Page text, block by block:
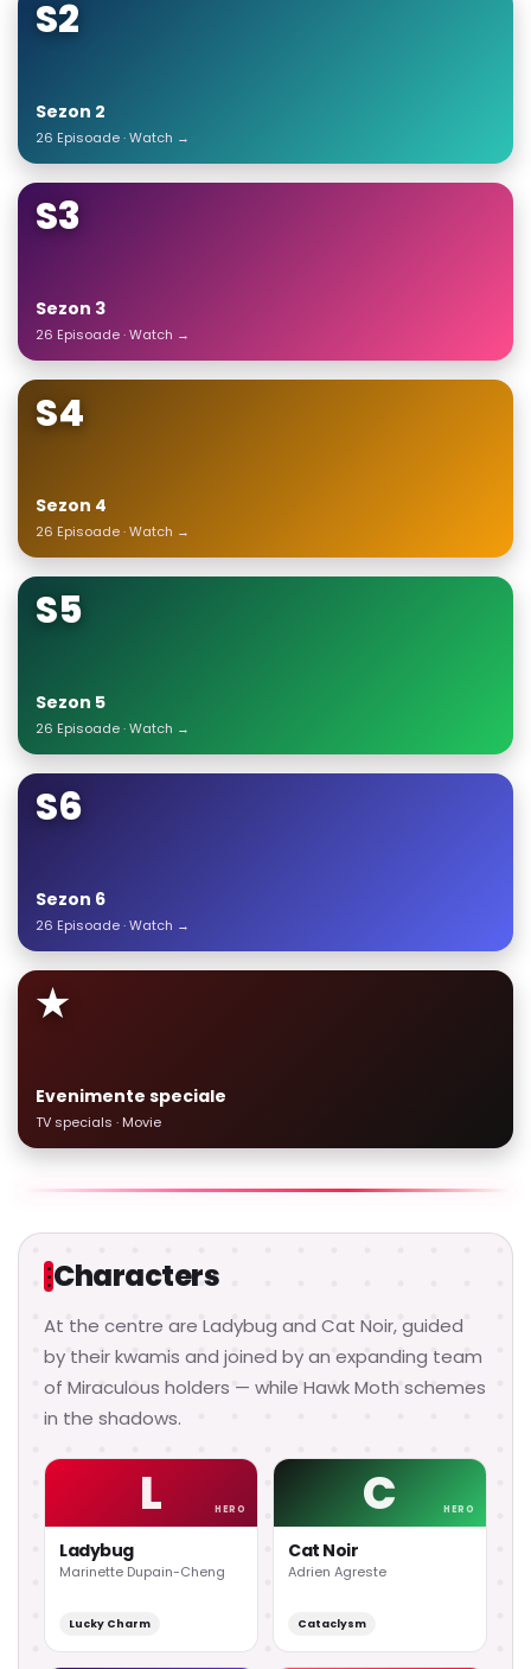
S2
Sezon 2
26 Episoade · Watch →
S3
Sezon 3
26 Episoade · Watch →
S4
Sezon 4
26 Episoade · Watch →
S5
Sezon 5
26 Episoade · Watch →
S6
Sezon 6
26 Episoade · Watch →
★
Evenimente speciale
TV specials · Movie
Characters
At the centre are Ladybug and Cat Noir, guided
by their kwamis and joined by an expanding team
of Miraculous holders — while Hawk Moth schemes
in the shadows.
L HERO
Ladybug
Marinette Dupain-Cheng
Lucky Charm
C HERO
Cat Noir
Adrien Agreste
Cataclysm